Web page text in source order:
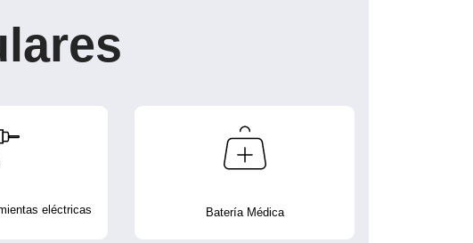
eléctricas Batería Médica